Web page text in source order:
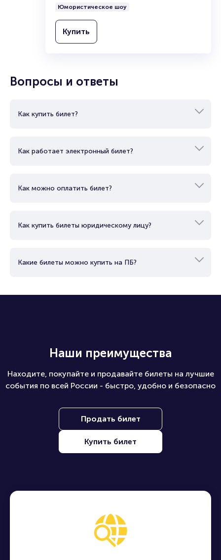
Юмористическое шоу
Купить
Вопросы и ответы
Как купить билет?
Как работает электронный билет?
Как можно оплатить билет?
Как купить билеты юридическому лицу?
Какие билеты можно купить на ПБ?
Наши преимущества
Находите, покупайте и продавайте билеты на лучшие
события по всей России - быстро, удобно и безопасно
Продать билет
Купить билет